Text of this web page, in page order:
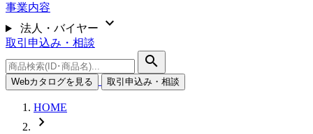
事業内容
法人・バイヤー
expand_more
取引申込み・相談
search
Webカタログを見る 取引申込み・相談
HOME
chevron_right